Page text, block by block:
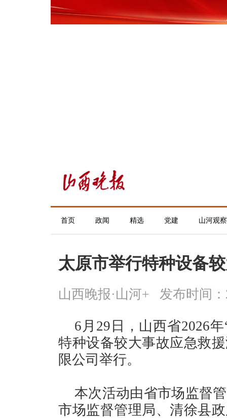
首页 政闻 精选 党建 山河观察
太原市举行特种设备
山西晚报·山河+ 发布时间：
6月29日，山西省2026
特种设备较大事故应急救
限公司举行。
本次活动由省市场监督
市场监督管理局、清徐县